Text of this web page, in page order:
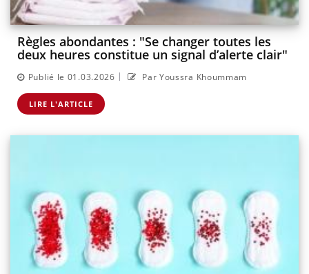
Règles abondantes : "Se changer toutes les
deux heures constitue un signal d’alerte clair"
Publié le 01.03.2026 | Par Youssra Khoummam
LIRE L'ARTICLE